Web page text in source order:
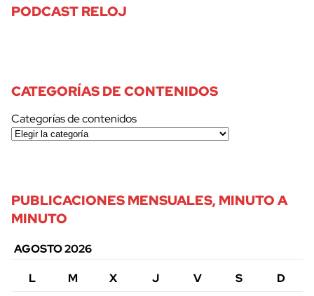
PODCAST RELOJ
CATEGORÍAS DE CONTENIDOS
Categorías de contenidos
PUBLICACIONES MENSUALES, MINUTO A
MINUTO
AGOSTO 2026
L
M X J V S
D